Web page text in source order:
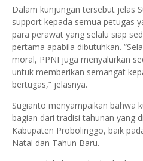
Dalam kunjungan tersebut jelas
support kepada semua petugas
para perawat yang selalu siap
pertama apabila dibutuhkan.
moral, PPNI juga menyalurkan
untuk memberikan semangat
bertugas,” jelasnya.
Sugianto menyampaikan bahwa
bagian dari tradisi tahunan yang
Kabupaten Probolinggo, baik
Natal dan Tahun Baru.